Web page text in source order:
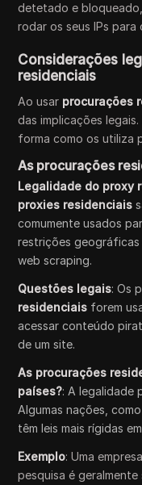
detetado e
rodar os seus IPs
Considerações
residenciais
Ao usar procurações
das implicações
forma como os utiliza
As procurações
Legalidade do proxy
proxies residenciais
comumente usados
restrições geográficas
web scraping.
Questões legais: Os
residenciais forem
acessar conteúdo
de um site.
As procurações
países?: A legalidade
Algumas nações,
têm leis mais rígidas
Exemplo: Uma
pesquisa é